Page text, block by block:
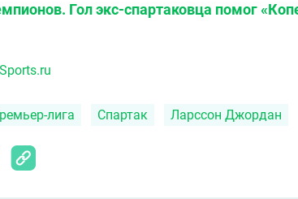
Гол экс-спартаковца помог
Sports.ru
лига Спартак Ларссон Джордан